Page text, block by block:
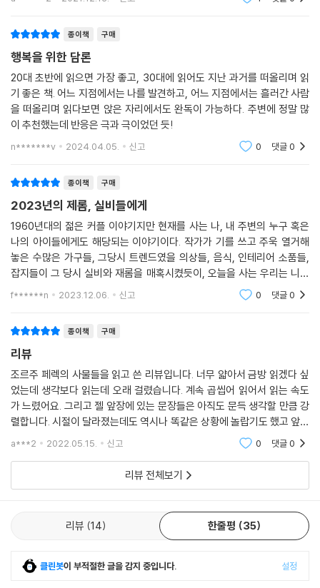
종이책 구매
행복을 위한 담론
20대 초반에 읽으면 가장 좋고, 30대에 읽어도 지난 과거를 떠올리며 읽
기 좋은 책. 어느 지점에서는 나를 발견하고, 어느 지점에서는 흘러간 사람
을 떠올리며 읽다보면 앉은 자리에서도 완독이 가능하다. 주변에 정말 많
이 추천했는데 반응은 극과 극이었던 듯!
n*******v 2024.04.05. 신고 0 댓글0
종이책 구매
2023년의 제롬, 실비들에게
1960년대의 젊은 커플 이야기지만 현재를 사는 나, 내 주변의 누구 혹은
나의 아이들에게도 해당되는 이야기이다. 작가가 기를 쓰고 주욱 열거해
놓은 수많은 가구들, 그당시 트렌드였을 의상들, 음식, 인테리어 소품들,
잡지들이 그 당시 실비와 재롬을 매혹시켰듯이, 오늘을 사는 우리는 니치
향수, 임스체어, 미드센츄리 모던 인테리어, 오마카세, 올드머니룩에 열광
f******n 2023.12.06. 신고 0 댓글0
종이책 구매
리뷰
조르주 페렉의 사물들을 읽고 쓴 리뷰입니다. 너무 얇아서 금방 읽겠다 싶
었는데 생각보다 읽는데 오래 걸렸습니다. 계속 곱씹어 읽어서 읽는 속도
가 느렸어요. 그리고 젤 앞장에 있는 문장들은 아직도 문득 생각할 만큼 강
렬합니다. 시절이 달라졌는데도 역시나 똑같은 상황에 놀랍기도 했고 앞으
로도 이럴 생각에 답답하기도 했습니다. 외면하고 싶지만 다시 읽고 싶은
a***2 2022.05.15. 신고 0 댓글0
리뷰 전체보기
리뷰 14 한줄평 35
클린봇이 부적절한 글을 감지 중입니다. 설정